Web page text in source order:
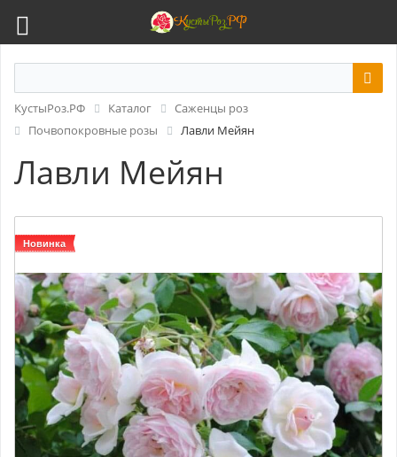
КустыРоз.РФ Каталог
Саженцы роз
Почвопокровные розы
Лавли Мейян
Лавли Мейян
Новинка